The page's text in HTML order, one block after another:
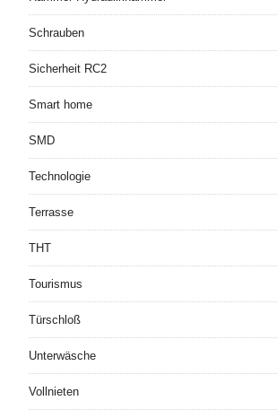
Schrauben
Sicherheit RC2
Smart home
SMD
Technologie
Terrasse
THT
Tourismus
Türschloß
Unterwäsche
Vollnieten